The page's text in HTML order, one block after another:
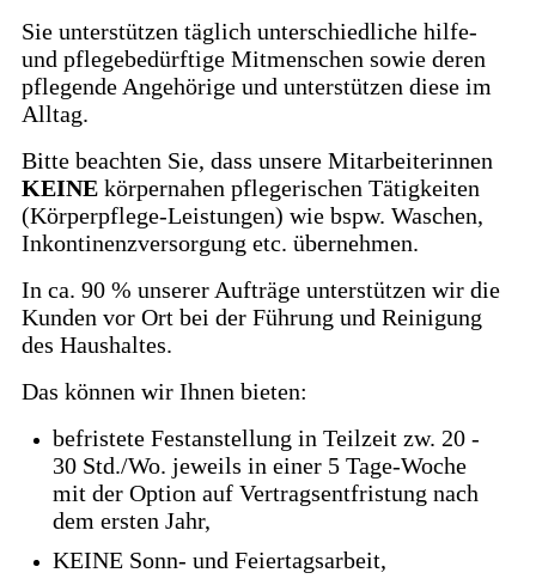
Sie unterstützen täglich unterschiedliche hilfe-
und pflegebedürftige Mitmenschen sowie deren
pflegende Angehörige und unterstützen diese im
Alltag.
Bitte beachten Sie, dass unsere Mitarbeiterinnen
KEINEkörpernahen pflegerischen Tätigkeiten
(Körperpflege-Leistungen) wie bspw. Waschen,
Inkontinenzversorgung etc. übernehmen.
In ca. 90 % unserer Aufträge unterstützen wir die
Kunden vor Ort bei der Führung und Reinigung
des Haushaltes.
Das können wir Ihnen bieten:
befristete Festanstellung in Teilzeit zw. 20 -
30 Std./Wo. jeweils in einer 5 Tage-Woche
mit der Option auf Vertragsentfristung nach
dem ersten Jahr,
KEINE Sonn- und Feiertagsarbeit,